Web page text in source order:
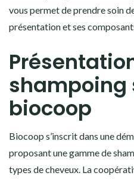
vous permet de prendre soin
présentation et ses
shampoing
biocoop
Biocoop s’inscrit dans une
proposant une gamme de
types de cheveux. La